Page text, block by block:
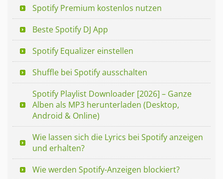
Spotify Premium kostenlos nutzen
Beste Spotify DJ App
Spotify Equalizer einstellen
Shuffle bei Spotify ausschalten
Spotify Playlist Downloader [2026] – Ganze
Alben als MP3 herunterladen (Desktop,
Android & Online)
Wie lassen sich die Lyrics bei Spotify anzeigen
und erhalten?
Wie werden Spotify-Anzeigen blockiert?